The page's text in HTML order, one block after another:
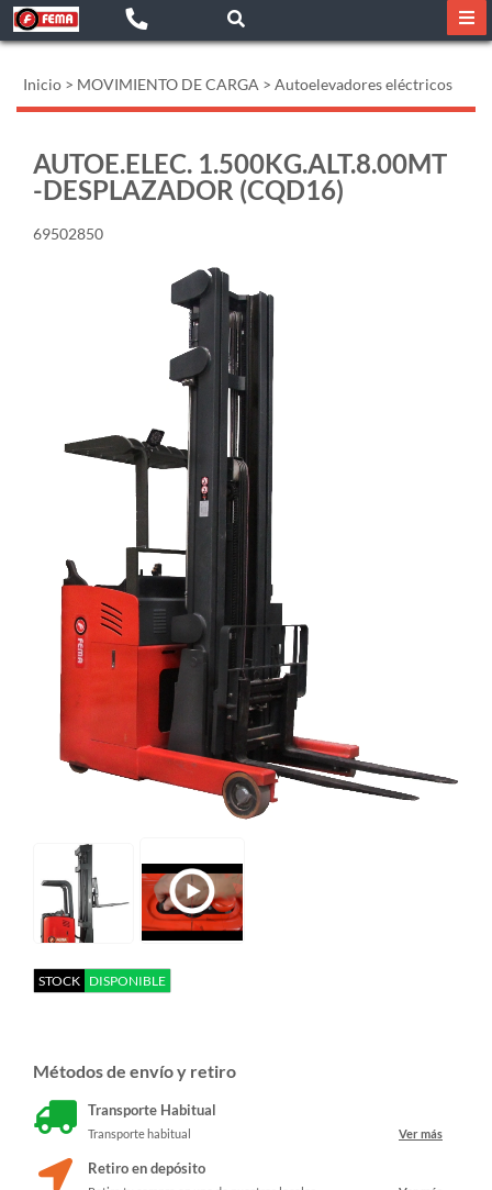
Inicio > MOVIMIENTO DE CARGA > Autoelevadores eléctricos
AUTOE.ELEC. 1.500KG.ALT.8.00MT
-DESPLAZADOR (CQD16)
69502850
STOCK DISPONIBLE
Métodos de envío y retiro
Transporte Habitual
Transporte habitual Ver más
Retiro en depósito